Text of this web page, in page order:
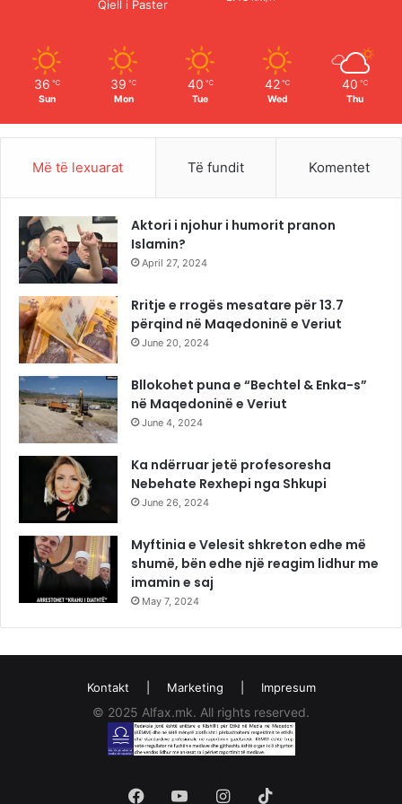
Qiell i Paster
36 ℃
Sun
39 ℃
Mon
40 ℃
Tue
42 ℃
Wed
40 ℃
Thu
Më të lexuarat Të fundit Komentet
Aktori i njohur i humorit pranon
Islamin?
April 27, 2024
Rritje e rrogës mesatare për 13.7
përqind në Maqedoninë e Veriut
June 20, 2024
Bllokohet puna e “Bechtel & Enka-s”
në Maqedoninë e Veriut
June 4, 2024
Ka ndërruar jetë profesoresha
Nebehate Rexhepi nga Shkupi
June 26, 2024
Myftinia e Velesit shkreton edhe më
shumë, bën edhe një reagim lidhur me
imamin e saj
May 7, 2024
Kontakt Marketing Impresum
© 2025 Alfax.mk. All rights reserved.
FacebookYouTubeInstagram